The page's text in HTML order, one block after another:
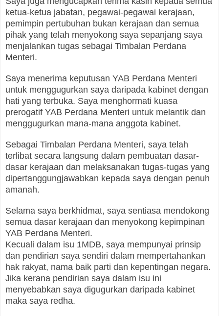
ketua-ketua jabatan, pegawai-pegawai kerajaan,
pemimpin pertubuhan bukan kerajaan dan semua
pihak yang telah menyokong saya sepanjang saya
menjalankan tugas sebagai Timbalan Perdana
Menteri.
Saya menerima keputusan YAB Perdana Menteri
untuk menggugurkan saya daripada kabinet dengan
hati yang terbuka. Saya menghormati kuasa
prerogatif YAB Perdana Menteri untuk melantik dan
menggugurkan mana-mana anggota kabinet.
Sebagai Timbalan Perdana Menteri, saya telah
terlibat secara langsung dalam pembuatan dasar-
dasar kerajaan dan melaksanakan tugas-tugas yang
dipertanggungjawabkan kepada saya dengan penuh
amanah.
Selama saya berkhidmat, saya sentiasa mendokong
semua dasar kerajaan dan menyokong kepimpinan
YAB Perdana Menteri.
Kecuali dalam isu 1MDB, saya mempunyai prinsip
dan pendirian saya sendiri dalam mempertahankan
hak rakyat, nama baik parti dan kepentingan negara.
Jika kerana pendirian saya dalam isu ini
menyebabkan saya digugurkan daripada kabinet
maka saya redha.